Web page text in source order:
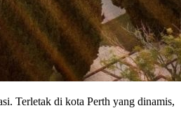
Terletak di kota Perth yang dinamis,